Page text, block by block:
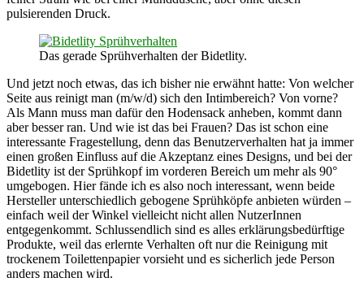
pulsierenden Druck.
Das gerade Sprühverhalten der Bidetlity.
Und jetzt noch etwas, das ich bisher nie erwähnt hatte: Von welcher
Seite aus reinigt man (m/w/d) sich den Intimbereich? Von vorne?
Als Mann muss man dafür den Hodensack anheben, kommt dann
aber besser ran. Und wie ist das bei Frauen? Das ist schon eine
interessante Fragestellung, denn das Benutzerverhalten hat ja immer
einen großen Einfluss auf die Akzeptanz eines Designs, und bei der
Bidetlity ist der Sprühkopf im vorderen Bereich um mehr als 90°
umgebogen. Hier fände ich es also noch interessant, wenn beide
Hersteller unterschiedlich gebogene Sprühköpfe anbieten würden –
einfach weil der Winkel vielleicht nicht allen NutzerInnen
entgegenkommt. Schlussendlich sind es alles erklärungsbedürftige
Produkte, weil das erlernte Verhalten oft nur die Reinigung mit
trockenem Toilettenpapier vorsieht und es sicherlich jede Person
anders machen wird.